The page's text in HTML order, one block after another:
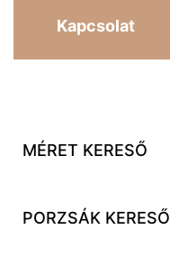
Kapcsolat
MÉRET KERESŐ
PORZSÁK KERESŐ